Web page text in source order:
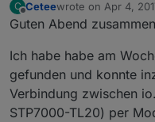
C
Offline
Ceteewrote on Apr 4,
last edited by
Guten Abend
Ich habe habe am
gefunden und konnte
Verbindung zwischen
STP7000-TL20) per